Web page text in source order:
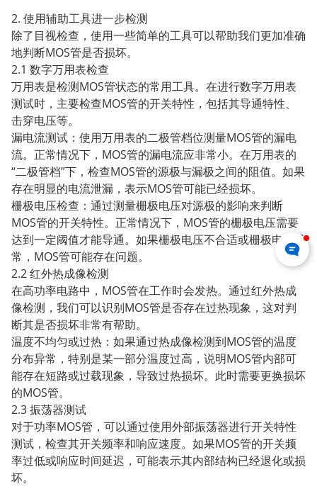
2. 使用辅助工具进一步检测
除了目视检查，使用一些简单的工具可以帮助我们更加准确
地判断MOS管是否损坏。
2.1 数字万用表检查
万用表是检测MOS管状态的常用工具。在进行数字万用表
测试时，主要检查MOS管的开关特性，包括其导通特性、
击穿电压等。
漏电流测试：使用万用表的二极管档位测量MOS管的漏电
流。正常情况下，MOS管的漏电流应非常小。在万用表的
“二极管档”下，检查MOS管的源极与漏极之间的阻值。如果
存在明显的电流泄漏，表示MOS管可能已经损坏。
栅极电压检查：通过测量栅极电压对源极的影响来判断
MOS管的开关特性。正常情况下，MOS管的栅极电压需要
达到一定阈值才能导通。如果栅极电压不合适或栅极电流异
常，MOS管可能存在问题。
2.2 红外热成像检测
在高功率电路中，MOS管在工作时会发热。通过红外热成
像检测，我们可以识别MOS管是否存在过热现象，这对判
断其是否损坏非常有帮助。
温度不均匀或过热：如果通过热成像检测到MOS管的温度
分布异常，特别是某一部分温度过高，说明MOS管内部可
能存在短路或过载现象，导致过热损坏。此时需要更换损坏
的MOS管。
2.3 振荡器测试
对于功率MOS管，可以通过使用外部振荡器进行开关特性
测试，检查其开关频率和响应速度。如果MOS管的开关频
率过低或响应时间延迟，可能表示其内部结构已经退化或损
坏。